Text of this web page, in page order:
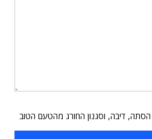
הסתה, דיבה, וסגנון החורג מהטעם הטוב